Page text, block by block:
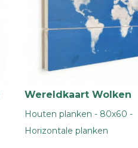
Wereldkaart Wolken
Houten planken - 80x60 -
Horizontale planken